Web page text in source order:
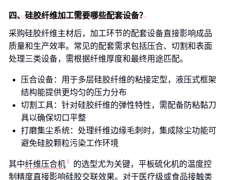
四、硅胶纤维加工需要哪些配套设备？
采购硅胶纤维主材后，加工环节的配套设备直接影响成品
质量和生产效率。常见的配套需求包括压合、切割和表面
处理三类设备，需根据纤维厚度和最终用途匹配。
压合设备：用于多层硅胶纤维的粘接定型，液压式框架
结构能提供更均匀的压力分布
切割工具：针对硅胶纤维的弹性特性，需配备防粘黏刀
具以确保切口平整
打磨集尘系统：处理纤维边缘毛刺时，集成除尘功能可
避免硅胶颗粒污染工作环境
其中纤维压合机
的选型尤为关键，平板硫化机的温度控
制精度直接影响硅胶交联效果。对于医疗级或食品接触类